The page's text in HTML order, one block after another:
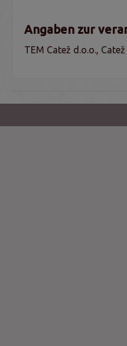
Angaben zur
TEM Catež d.o.o.,